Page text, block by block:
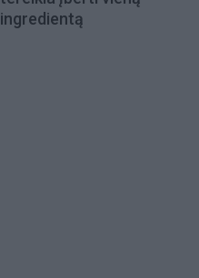
ingredientą